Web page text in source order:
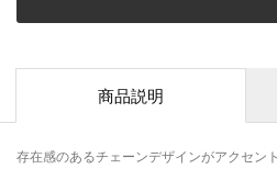
商品説明
存在感のあるチェーンデザインがアクセン